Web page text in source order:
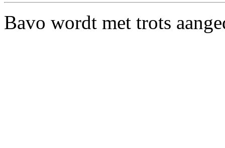
Bavo wordt met trots